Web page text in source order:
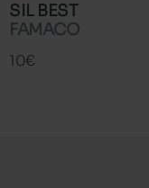
SIL BEST
FAMACO
10€